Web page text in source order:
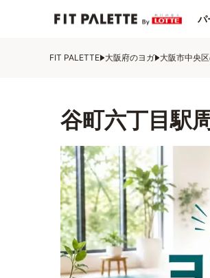
パ
FIT PALETTE 大阪府のヨガ 大阪市中央
谷町六丁目駅